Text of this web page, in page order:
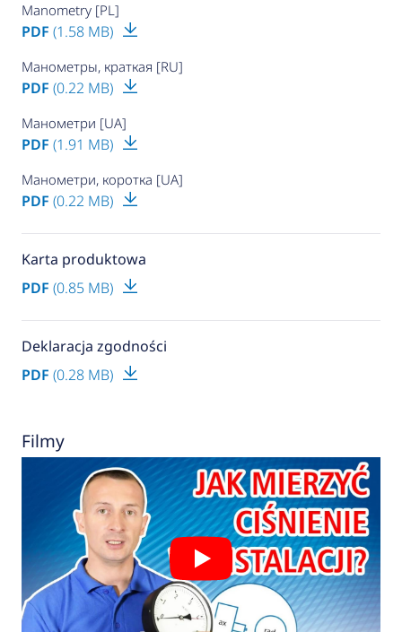
Manometry [PL]
PDF (1.58 MB)
Манометры, краткая [RU]
PDF (0.22 MB)
Манометри [UA]
PDF (1.91 MB)
Манометри, коротка [UA]
PDF (0.22 MB)
Karta produktowa
PDF (0.85 MB)
Deklaracja zgodności
PDF (0.28 MB)
Filmy